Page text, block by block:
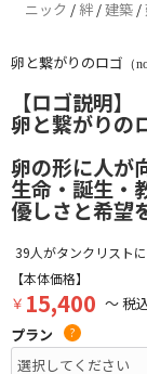
ニック / 絆 /建築 /
卵と繋がりのロゴ （
【ロゴ説明】
卵と繋がりの
卵の形に人が
生命・誕生・
優しさと希望
39人がタンクリスト
【本体価格】
￥ 15,400 ～ 税
プラン
?